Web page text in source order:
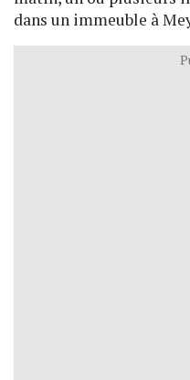
dans un immeuble à